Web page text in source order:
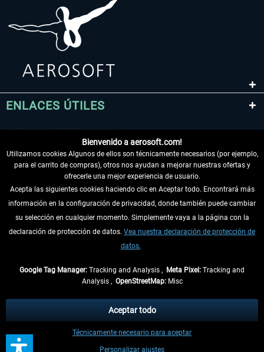
ENLACES ÚTILES
DESISTIR DEL CONTRATO
INFORMACIÓN
tasas de recepción si no se describe lo contrario
** De aplicación a envíos dentro de Alemania. Los plazos de envío para los
demás países se pueden consultar en lainformación de envío
Bienvenido a aerosoft.com!
Utilizamos cookies Algunos de ellos son técnicamente necesarios (por ejemplo,
para el carrito de compras), otros nos ayudan a mejorar nuestras ofertas y
ofrecerle una mejor experiencia de usuario.
Acepta las siguientes cookies haciendo clic en Aceptar todo. Encontrará más
información en la configuración de privacidad, donde también puede cambiar
su selección en cualquier momento. Simplemente vaya a la página con la
declaración de protección de datos. Vea nuestra declaración de protección de
datos.
Google Tag Manager: Tracking and Analysis , Meta Pixel: Tracking and
Analysis , OpenStreetMap:Misc
Personalizar ajustes
Técnicamente necesario para aceptar
Aceptar todo